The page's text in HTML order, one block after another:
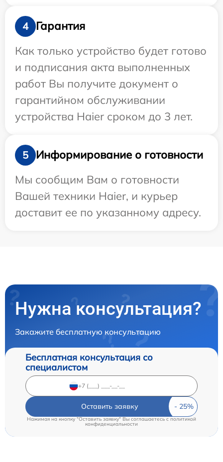
4
Гарантия
Как только устройство будет готово
и подписания акта выполненных
работ Вы получите документ о
гарантийном обслуживании
устройства Haier сроком до 3 лет.
5
Информирование о готовности
Мы сообщим Вам о готовности
Вашей техники Haier, и курьер
доставит ее по указанному адресу.
Нужна консультация?
Закажите бесплатную консультацию
Бесплатная консультация со
специалистом
Оставить заявку
Нажимая на кнопку "Оставить заявку" Вы соглашаетесь cполитикой
конфиденциальности